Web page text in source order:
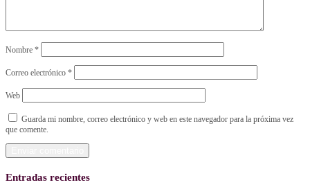
Nombre *
Correo electrónico *
Web
Guarda mi nombre, correo electrónico y web en este navegador para la próxima vez
que comente.
Entradas recientes